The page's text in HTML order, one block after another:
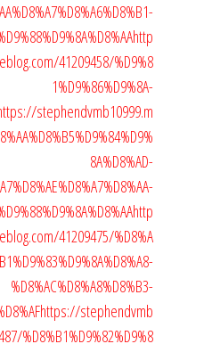
http
41209458/%D9%8
1%D9%86%D9%8A-
stephendvmb10999.m
8A%D8%AD-
http
41209475/%D8%A
%D8%AC%D8%A8%D8%B3-
https://stephendvmb
%D8%B1%D9%82%D9%8